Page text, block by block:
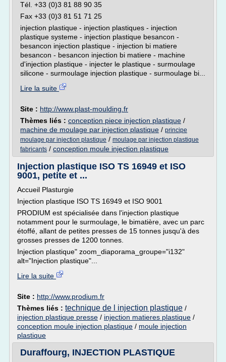
Tél. +33 (0)3 81 88 90 35
Fax +33 (0)3 81 51 71 25
injection plastique - injection plastiques - injection
plastique systeme - injection plastique besancon -
besancon injection plastique - injection bi matiere
besancon - besancon injection bi matiere - machine
d'injection plastique - injecter le plastique - surmoulage
silicone - surmoulage injection plastique - surmoulage bi...
Lire la suite
Site : http://www.plast-moulding.fr
Thèmes liés : conception piece injection plastique /
machine de moulage par injection plastique / principe
moulage par injection plastique / moulage par injection plastique
fabricants / conception moule injection plastique
Injection plastique ISO TS 16949 et ISO
9001, petite et ...
Accueil Plasturgie
Injection plastique ISO TS 16949 et ISO 9001
PRODIUM est spécialisée dans l'injection plastique
notamment pour le surmoulage, le bimatière, avec un parc
étoffé, allant de petites presses de 15 tonnes jusqu'à des
grosses presses de 1200 tonnes.
Injection plastique" zoom_diaporama_groupe="i132"
alt="Injection plastique"...
Lire la suite
Site : http://www.prodium.fr
Thèmes liés : technique de l injection plastique /
injection plastique presse / injection matieres plastique /
conception moule injection plastique / moule injection
plastique
Duraffourg, INJECTION PLASTIQUE